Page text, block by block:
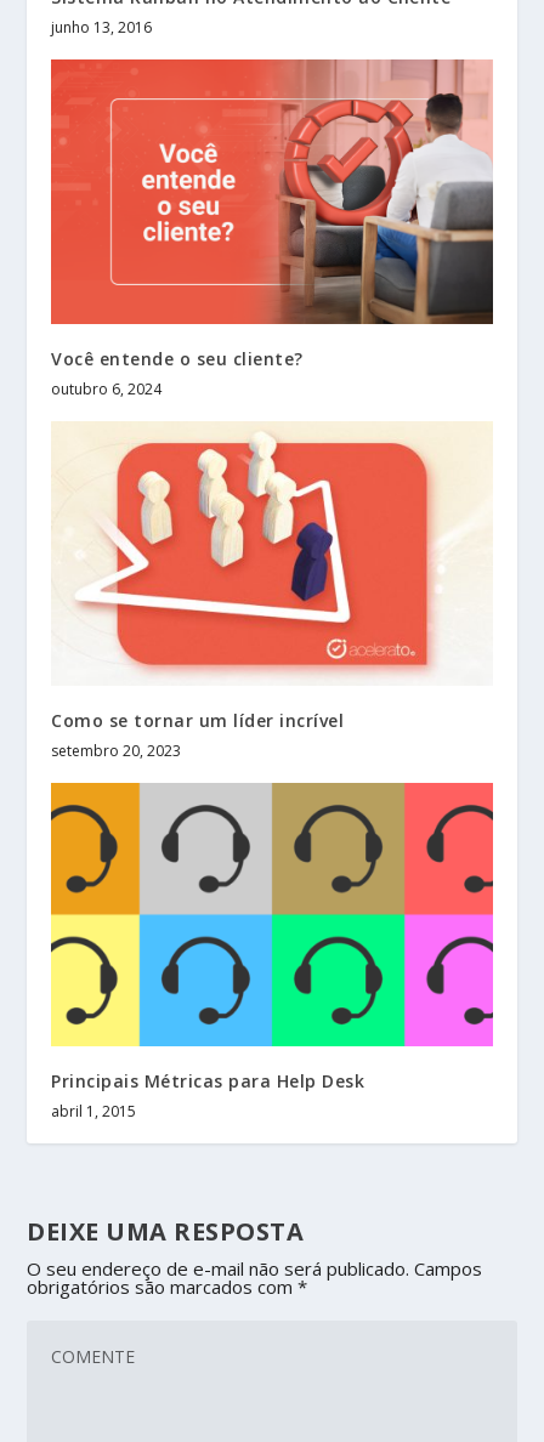
junho 13, 2016
Você entende o seu cliente?
outubro 6, 2024
Como se tornar um líder incrível
setembro 20, 2023
Principais Métricas para Help Desk
abril 1, 2015
DEIXE UMA RESPOSTA
O seu endereço de e-mail não será publicado. Campos
obrigatórios são marcados com*